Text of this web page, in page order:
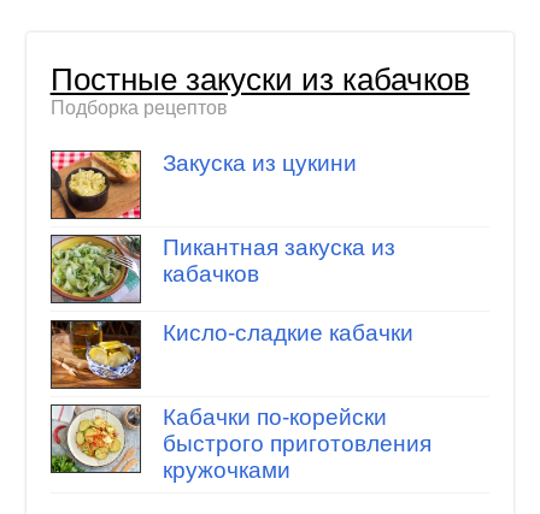
Постные закуски из кабачков
Подборка рецептов
Закуска из цукини
Пикантная закуска из
кабачков
Кисло-сладкие кабачки
Кабачки по-корейски
быстрого приготовления
кружочками